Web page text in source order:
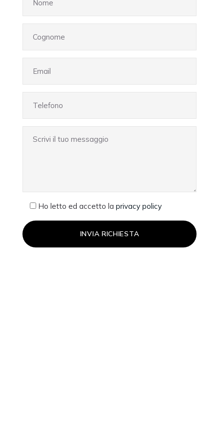
Ho letto ed accetto laprivacy policy